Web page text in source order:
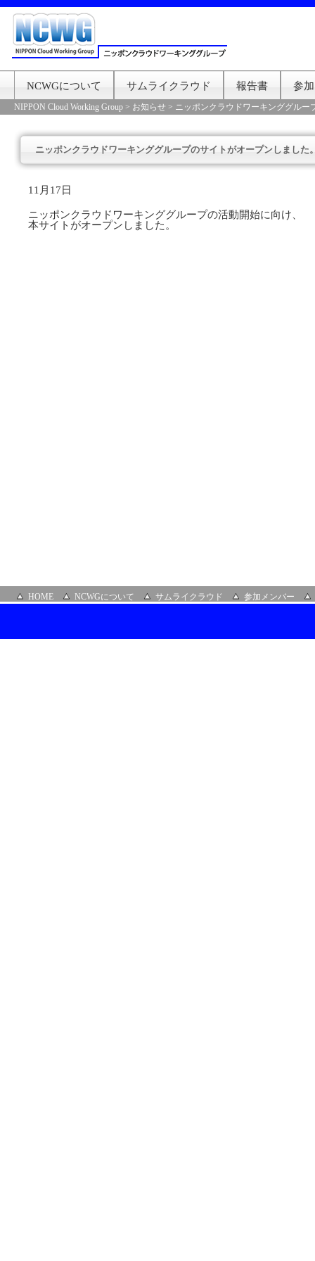
NCWGについて サムライクラウド 報告書 参
NIPPON Cloud Working Group > お知らせ > ニッポンクラウドワーキンググルー
ニッポンクラウドワーキンググループのサイトがオープンしました
11月17日
ニッポンクラウドワーキンググループの活動開始に向け、
本サイトがオープンしました。
HOME NCWGについて サムライクラウド 参加メンバー